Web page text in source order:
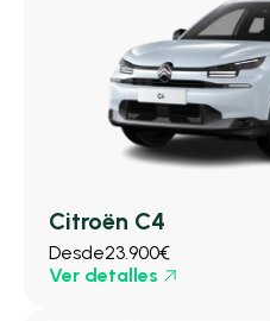
Citroën C4
Desde23.900€
Ver detalles